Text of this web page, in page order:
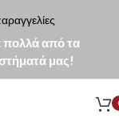
πολλά από τα
μας!